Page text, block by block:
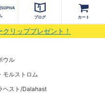
リッププレゼント！
ブログ カート
ウル
モルストロム
ヘスト/Dalahast